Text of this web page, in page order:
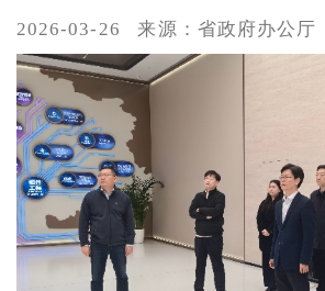
2026-03-26 来源：省政府办公厅